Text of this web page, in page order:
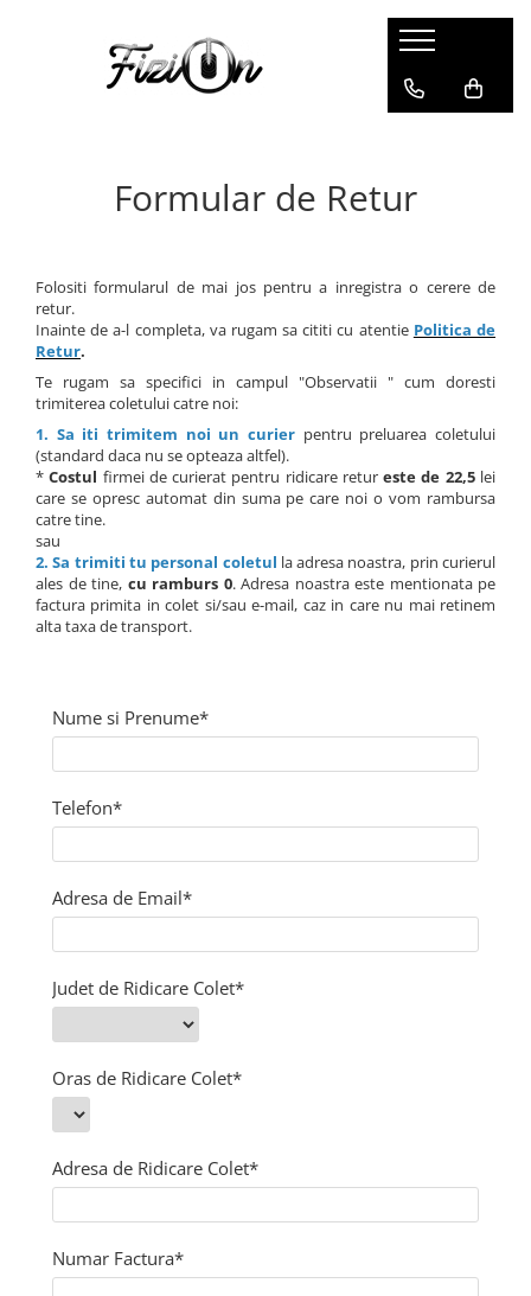
Colanti Luciosi
Colanti Scurti
Compleuri
Formular de Retur
Folositi formularul de mai jos pentru a inregistra o cerere de
retur.
Inainte de a-l completa, va rugam sa cititi cu atentie Politica de
Retur.
Te rugam sa specifici in campul "Observatii " cum doresti
trimiterea coletului catre noi:
1. Sa iti trimitem noi un curier pentru preluarea coletului
(standard daca nu se opteaza altfel).
*Costul firmei de curierat pentru ridicare retureste de 22,5 lei
care se opresc automat din suma pe care noi o vom rambursa
catre tine.
sau
2. Sa trimiti tu personal coletul la adresa noastra, prin curierul
ales de tine, cu ramburs 0. Adresa noastra este mentionata pe
factura primita in colet si/sau e-mail, caz in care nu mai retinem
alta taxa de transport.
Nume si Prenume*
Telefon*
Adresa de Email*
Judet de Ridicare Colet*
Oras de Ridicare Colet*
Adresa de Ridicare Colet*
Numar Factura*